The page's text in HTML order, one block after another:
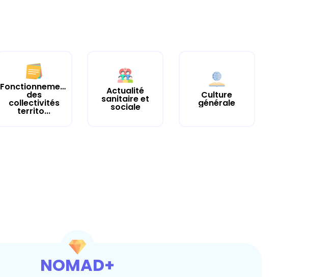
Fonctionnement
des
collectivités
territo...
Actualité
sanitaire et
sociale
Culture
générale
NOMAD+